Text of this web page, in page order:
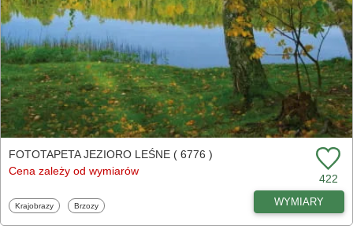
FOTOTAPETA JEZIORO LEŚNE ( 6776 )
Cena zależy od wymiarów
422
Fototapety
Krajobrazy Fototapety
Brzozy WYMIARY